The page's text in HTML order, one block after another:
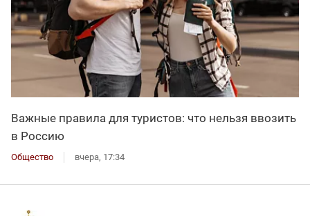
Важные правила для туристов: что нельзя ввозить
в Россию
Общество вчера, 17:34